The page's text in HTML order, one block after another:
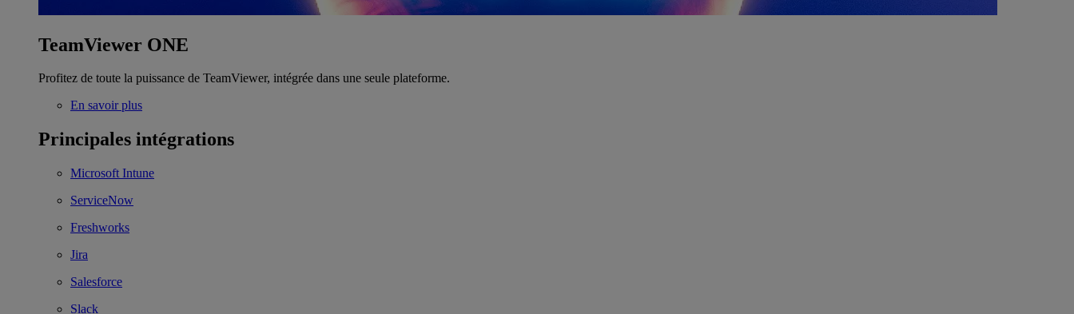
TeamViewer ONE
Profitez de toute la puissance de TeamViewer, intégrée dans une seule plateforme.
En savoir plus
Principales intégrations
Microsoft Intune
ServiceNow
Freshworks
Jira
Salesforce
Slack